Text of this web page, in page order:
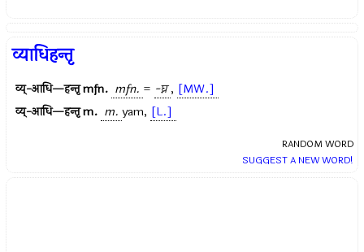
व्याधिहन्तृ
व्य्-आधि—हन्तृmfn. mfn. = -घ्न , [MW.]
व्य्-आधि—हन्तृm. m. yam, [L.]
RANDOM WORD
SUGGEST A NEW WORD!